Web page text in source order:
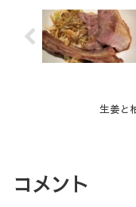
生姜と
コメント